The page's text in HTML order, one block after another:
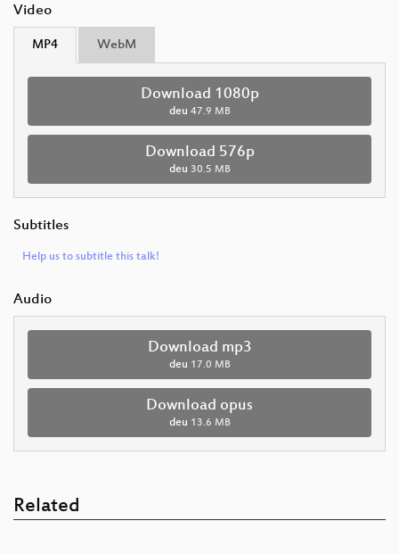
Video
MP4 WebM
Download 1080p
deu 47.9 MB
Download 576p
deu 30.5 MB
Subtitles
Help us to subtitle this talk!
Audio
Download mp3
deu 17.0 MB
Download opus
deu 13.6 MB
Related